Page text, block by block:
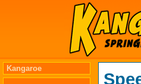
Kangaroe